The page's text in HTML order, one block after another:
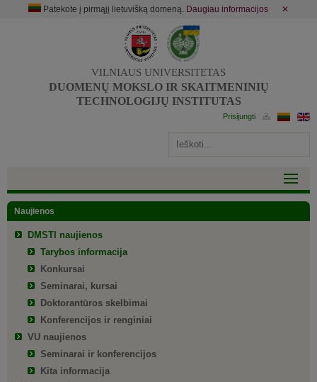
Patekote į pirmąjį lietuvišką domeną. Daugiau informacijos ✕
VILNIAUS UNIVERSITETAS
DUOMENŲ MOKSLO IR SKAITMENINIŲ
TECHNOLOGIJŲ INSTITUTAS
Naujienos
DMSTI naujienos
Tarybos informacija
Konkursai
Seminarai, kursai
Doktorantūros skelbimai
Konferencijos ir renginiai
VU naujienos
Seminarai ir konferencijos
Kita informacija